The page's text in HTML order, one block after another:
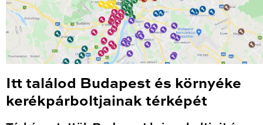
Itt találod Budapest és környéke
kerékpárboltjainak térképét